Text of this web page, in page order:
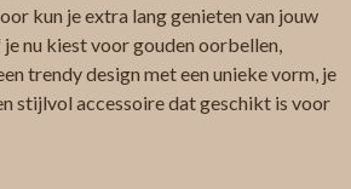
kun je extra lang genieten van jouw
nu kiest voor gouden oorbellen,
trendy design met een unieke vorm, je
stijlvol accessoire dat geschikt is voor